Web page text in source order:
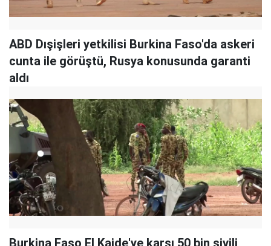
ABD Dışişleri yetkilisi Burkina Faso'da askeri
cunta ile görüştü, Rusya konusunda garanti
aldı